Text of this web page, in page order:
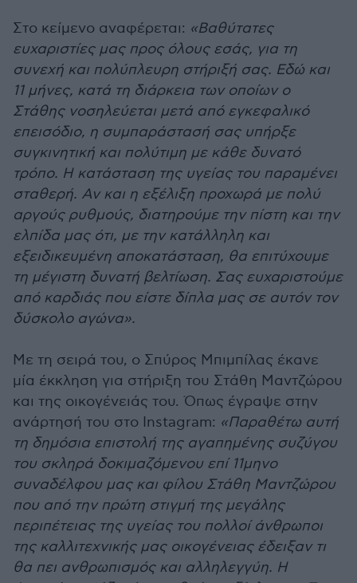
Στο κείμενο αναφέρεται: «Βαθύτατες
ευχαριστίες μας προς όλους εσάς, για τη
συνεχή και πολύπλευρη στήριξή σας. Εδώ και
11 μήνες, κατά τη διάρκεια των οποίων ο
Στάθης νοσηλεύεται μετά από εγκεφαλικό
επεισόδιο, η συμπαράστασή σας υπήρξε
συγκινητική και πολύτιμη με κάθε δυνατό
τρόπο. Η κατάσταση της υγείας του παραμένει
σταθερή. Αν και η εξέλιξη προχωρά με πολύ
αργούς ρυθμούς, διατηρούμε την πίστη και την
ελπίδα μας ότι, με την κατάλληλη και
εξειδικευμένη αποκατάσταση, θα επιτύχουμε
τη μέγιστη δυνατή βελτίωση. Σας ευχαριστούμε
από καρδιάς που είστε δίπλα μας σε αυτόν τον
δύσκολο αγώνα».
Με τη σειρά του, ο Σπύρος Μπιμπίλας έκανε
μία έκκληση για στήριξη του Στάθη Μαντζώρου
και της οικογένειάς του. Όπως έγραψε στην
ανάρτησή του στο Instagram: «Παραθέτω αυτή
τη δημόσια επιστολή της αγαπημένης συζύγου
του σκληρά δοκιμαζόμενου επί 11μηνο
συναδέλφου μας και φίλου Στάθη Μαντζώρου
που από την πρώτη στιγμή της μεγάλης
περιπέτειας της υγείας του πολλοί άνθρωποι
της καλλιτεχνικής μας οικογένειας έδειξαν τι
θα πει ανθρωπισμός και αλληλεγγύη. Η